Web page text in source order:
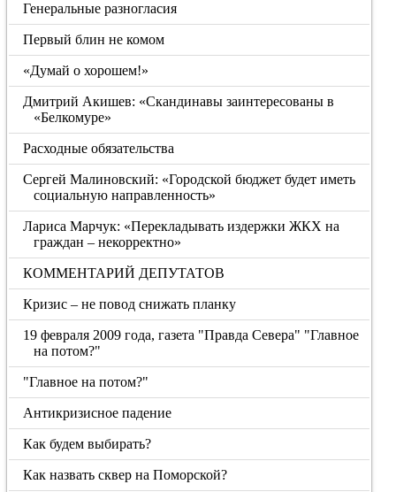
Генеральные разногласия
Первый блин не комом
«Думай о хорошем!»
Дмитрий Акишев: «Скандинавы заинтересованы в
«Белкомуре»
Расходные обязательства
Сергей Малиновский: «Городской бюджет будет иметь
социальную направленность»
Лариса Марчук: «Перекладывать издержки ЖКХ на
граждан – некорректно»
КОММЕНТАРИЙ ДЕПУТАТОВ
Кризис – не повод снижать планку
19 февраля 2009 года, газета "Правда Севера" "Главное
на потом?"
"Главное на потом?"
Антикризисное падение
Как будем выбирать?
Как назвать сквер на Поморской?